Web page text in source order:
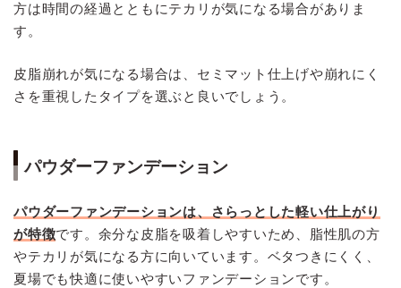
方は時間の経過とともにテカリが気になる場合がありま
す。
皮脂崩れが気になる場合は、セミマット仕上げや崩れにく
さを重視したタイプを選ぶと良いでしょう。
パウダーファンデーション
パウダーファンデーションは、さらっとした軽い仕上がり
が特徴です。余分な皮脂を吸着しやすいため、脂性肌の方
やテカリが気になる方に向いています。ベタつきにくく、
夏場でも快適に使いやすいファンデーションです。